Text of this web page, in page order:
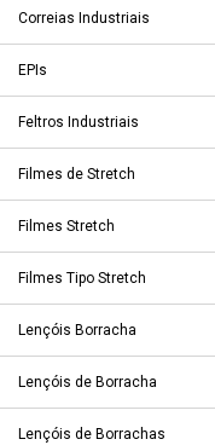
Correias Industriais
EPIs
Feltros Industriais
Filmes de Stretch
Filmes Stretch
Filmes Tipo Stretch
Lençóis Borracha
Lençóis de Borracha
Lençóis de Borrachas